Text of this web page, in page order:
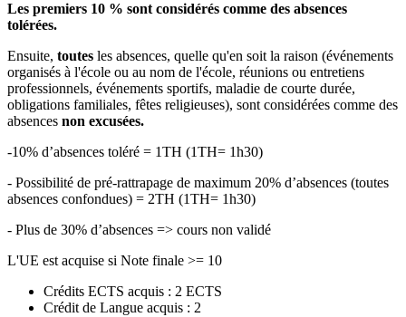
Les premiers 10 % sont considérés comme des absences
tolérées.
Ensuite, toutes les absences, quelle qu'en soit la raison (événements
organisés à l'école ou au nom de l'école, réunions ou entretiens
professionnels, événements sportifs, maladie de courte durée,
obligations familiales, fêtes religieuses), sont considérées comme des
absences non excusées.
-10% d’absences toléré = 1TH (1TH= 1h30)
- Possibilité de pré-rattrapage de maximum 20% d’absences (toutes
absences confondues) = 2TH (1TH= 1h30)
- Plus de 30% d’absences => cours non validé
L'UE est acquise si Note finale >= 10
Crédits ECTS acquis : 2 ECTS
Crédit de Langue acquis : 2